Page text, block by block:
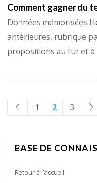
Comment gagner du
Données mémorisées
antérieures, rubrique
propositions au fur et à
1 2 3
BASE DE
Retour à l’accueil